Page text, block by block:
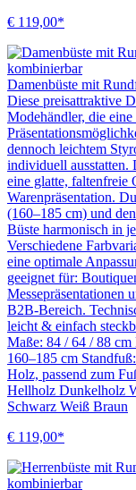
€ 119,00*
Damenbüste mit
Diese preisattraktive
Modehändler, die
dennoch leichtem
individuell ausstatten.
eine glatte, faltenfreie
Warenpräsentation.
(160–185 cm) und
Büste harmonisch in
Verschiedene
eine optimale
geeignet für:
Messepräsentationen
B2B-Bereich.
leicht & einfach
Maße: 84 / 64 / 88
160–185 cm
Holz, passend zum
Hellholz Dunkelholz
Schwarz Weiß Braun
€ 119,00*